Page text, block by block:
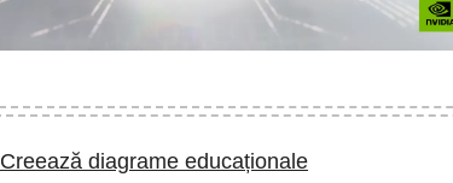
Creează diagrame educaționale